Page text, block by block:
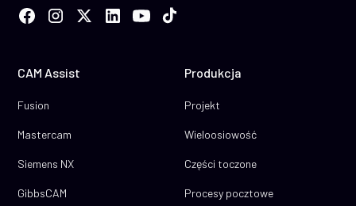
CAM Assist
Fusion
Mastercam
Siemens NX
GibbsCAM
Produkcja
Projekt
Wieloosiowość
Części toczone
Procesy pocztowe